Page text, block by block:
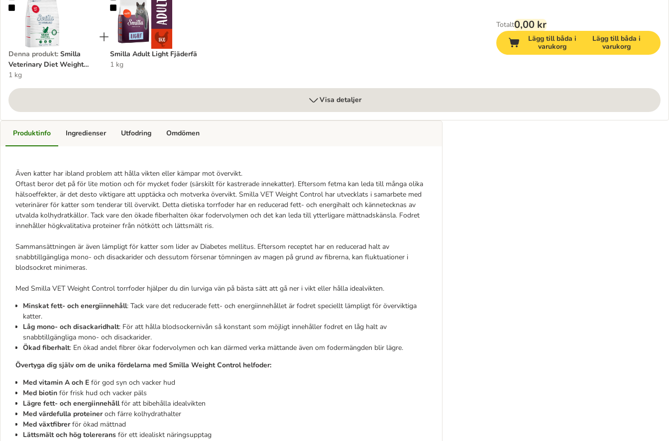
Smilla Veterinary Diet Weight Control Beef
Denna produkt: Smilla
Veterinary Diet Weight
Control Beef
1 kg
Smilla Adult Light Fjäderfä
Smilla Adult Light Fjäderfä
1 kg
Totalt0,00 kr
Lägg till båda i
varukorg
Lägg till båda i
varukorg
Visa detaljer
Produktinfo
Även katter har ibland problem att hålla vikten eller kämpar mot övervikt.
Oftast beror det på för lite motion och för mycket foder (särskilt för kastrerade innekatter). Eftersom fetma kan leda till många olika
hälsoeffekter, är det desto viktigare att upptäcka och motverka övervikt. Smilla VET Weight Control har utvecklats i samarbete med
veterinärer för katter som tenderar till övervikt. Detta dietiska torrfoder har en reducerad fett- och energihalt och kännetecknas av
utvalda kolhydratkällor. Tack vare den ökade fiberhalten ökar fodervolymen och det kan leda till ytterligare mättnadskänsla. Fodret
innehåller högkvalitativa proteiner från nötkött och lättsmält ris.
Sammansättningen är även lämpligt för katter som lider av Diabetes mellitus. Eftersom receptet har en reducerad halt av
snabbtillgängliga mono- och disackarider och dessutom försenar tömningen av magen på grund av fibrerna, kan fluktuationer i
blodsockret minimeras.
Med Smilla VET Weight Control torrfoder hjälper du din lurviga vän på bästa sätt att gå ner i vikt eller hålla idealvikten.
Minskat fett- och energiinnehåll: Tack vare det reducerade fett- och energiinnehållet är fodret speciellt lämpligt för överviktiga
katter.
Låg mono- och disackaridhalt: För att hålla blodsockernivån så konstant som möjligt innehåller fodret en låg halt av
snabbtillgängliga mono- och disackarider.
Ökad fiberhalt: En ökad andel fibrer ökar fodervolymen och kan därmed verka mättande även om fodermängden blir lägre.
Övertyga dig själv om de unika fördelarna med Smilla Weight Control helfoder:
Med vitamin A och E för god syn och vacker hud
Med biotin för frisk hud och vacker päls
Lägre fett- och energiinnehållför att bibehålla idealvikten
Med värdefulla proteineroch färre kolhydrathalter
Med växtfibrerför ökad mättnad
Lättsmält och hög tolererans för ett idealiskt näringsupptag
Ingredienser Utfodring Omdömen